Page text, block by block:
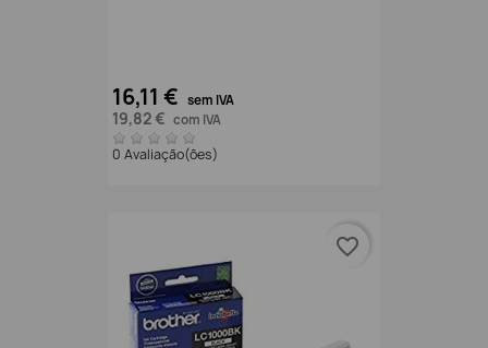
16,11 € sem IVA
19,82 € com IVA
0 Avaliação(ões)
favorite_border